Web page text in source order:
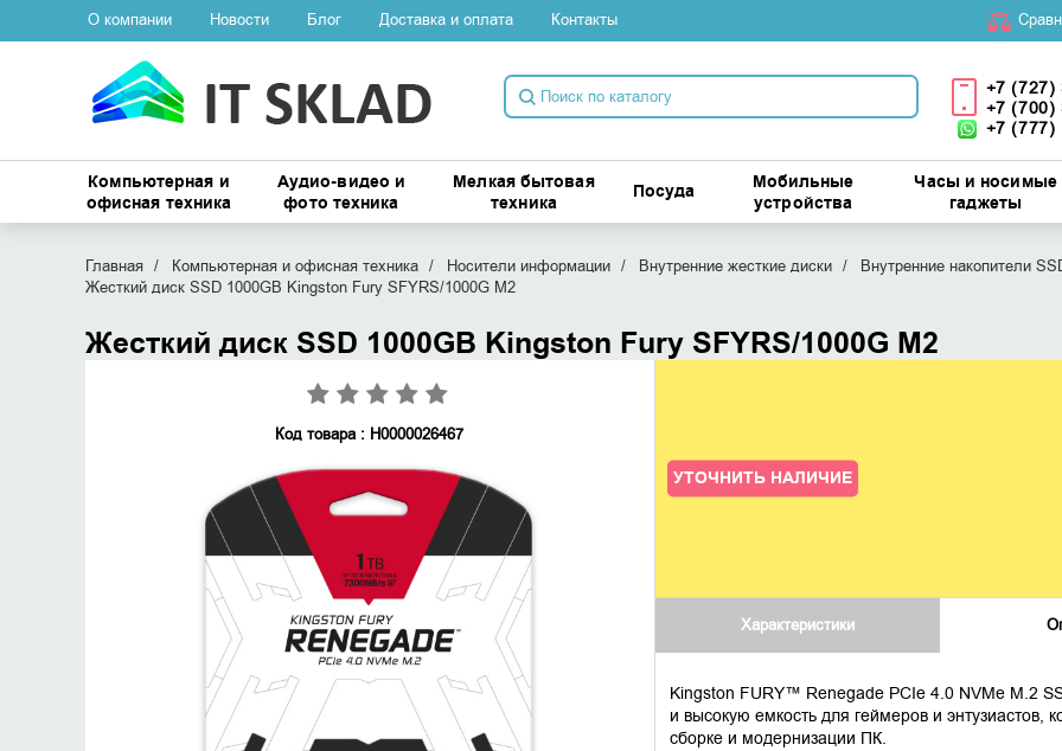
О компании Новости Блог Доставка и оплата Контакты
+7 (727)
+7 (700)
+7 (777)
Компьютерная и
офисная техника
Аудио-видео и
фото техника
Мелкая бытовая
техника
Посуда
Мобильные
устройства
Часы и носимые
гаджеты
Главная Компьютерная и офисная техника Носители информации Внутренние жесткие диски Внутренние накопители
Жесткий диск SSD 1000GB Kingston Fury SFYRS/1000G M2
Жесткий диск SSD 1000GB Kingston Fury SFYRS/1000G M2
Код товара : Н0000026467
УТОЧНИТЬ НАЛИЧИЕ
Характеристики
Kingston FURY™ Renegade PCIe 4.0 NVMe M.2
и высокую емкость для геймеров и энтузиастов,
сборке и модернизации ПК.